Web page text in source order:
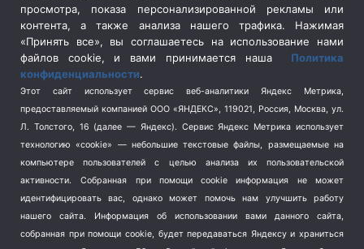
Социальная политика
(3)
Спецоперация в Украине
Спецоперация на Украине
(404)
Спорт (740)
Терроризм (1)
Транспорт (262)
Туризм (178)
Флот (76)
Школа и спорт (2)
просмотра, показа персонализированной рекламы или
контента, а также анализа нашего трафика. Нажимая
«Принять все», вы соглашаетесь на использование нами
файлов cookie, и вами принимается наша Политика
конфиденциальности.
Этот сайт использует сервис веб-аналитики Яндекс Метрика,
предоставляемый компанией ООО «ЯНДЕКС», 119021, Россия, Москва, ул.
Л. Толстого, 16 (далее — Яндекс). Сервис Яндекс Метрика использует
технологию «cookie» — небольшие текстовые файлы, размещаемые на
компьютере пользователей с целью анализа их пользовательской
активности.
Собранная при помощи cookie информация не может
идентифицировать вас, однако может помочь нам улучшить работу
нашего сайта. Информация об использовании вами данного сайта,
собранная при помощи cookie, будет передаваться Яндексу и храниться